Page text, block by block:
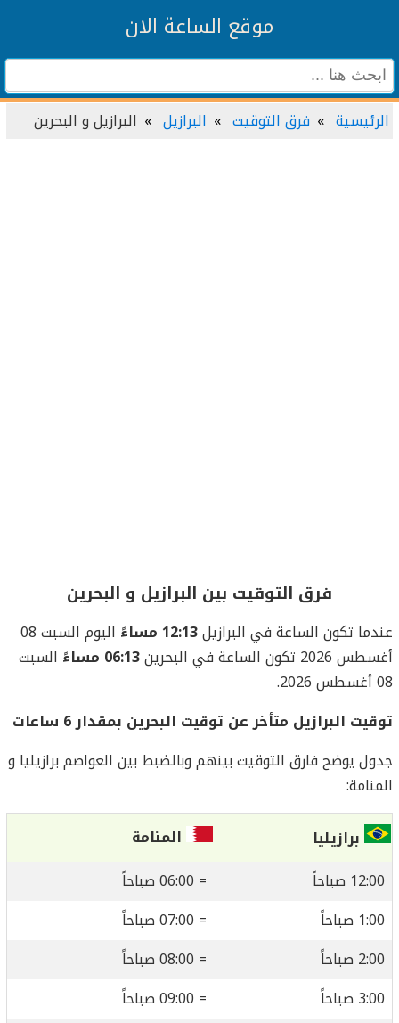
موقع الساعة الان
الرئيسية فرق التوقيت البرازيل البرازيل و البحرين
فرق التوقيت بين البرازيل و البحرين
عندما تكون الساعة في البرازيل12:13 مساءً
اليوم السبت 08
أغسطس 2026 تكون الساعة في البحرين
06:13 مساءً
السبت
08 أغسطس 2026.
توقيت البرازيل متأخر عن توقيت البحرين بمقدار 6 ساعات
جدول يوضح فارق التوقيت بينهم وبالضبط بين العواصم برازيليا و
المنامة:
برازيليا
المنامة
12:00 صباحاً
= 06:00 صباحاً
1:00 صباحاً
= 07:00 صباحاً
2:00 صباحاً
= 08:00 صباحاً
3:00 صباحاً
= 09:00 صباحاً